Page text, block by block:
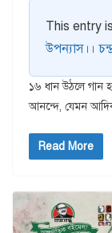
This entry
উপন্যাস।।
১৬ ধান উঠলে গান
আনন্দে, যেমন
Read More